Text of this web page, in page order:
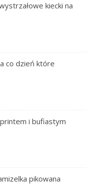
kiecki na
co dzień które
i bufiastym
pikowana